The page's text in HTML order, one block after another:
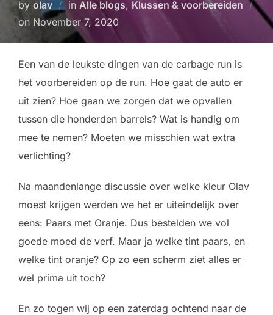
by olav in Alle blogs, Klussen & voorbereiden
on Posted
November 7, 2020
Een van de leukste dingen van de carbage run is
het voorbereiden op de run. Hoe gaat de auto er
uit zien? Hoe gaan we zorgen dat we opvallen
tussen die honderden barrels? Wat is handig om
mee te nemen? Moeten we misschien wat extra
verlichting?
Na maandenlange discussie over welke kleur Olav
moest krijgen werden we het er uiteindelijk over
eens: Paars met Oranje. Dus bestelden we vol
goede moed de verf. Maar ja welke tint paars, en
welke tint oranje? Op zo een scherm ziet alles er
wel prima uit toch?
En zo togen wij op een zaterdag ochtend naar de